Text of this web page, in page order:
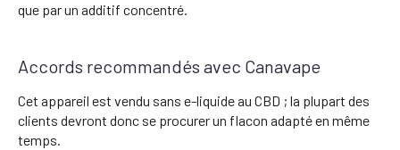
que par un additif concentré.
Accords recommandés avec Canavape
Cet appareil est vendu sans e-liquide au CBD ; la plupart des
clients devront donc se procurer un flacon adapté en même
temps.